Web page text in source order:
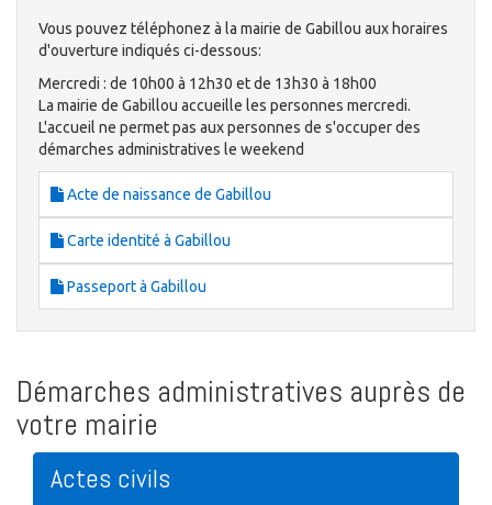
Vous pouvez téléphonez à la mairie de Gabillou aux horaires
d'ouverture indiqués ci-dessous:
Mercredi : de 10h00 à 12h30 et de 13h30 à 18h00
La mairie de Gabillou accueille les personnes mercredi.
L'accueil ne permet pas aux personnes de s'occuper des
démarches administratives le weekend
Acte de naissance de Gabillou
Carte identité à Gabillou
Passeport à Gabillou
Démarches administratives auprès de
votre mairie
Actes civils